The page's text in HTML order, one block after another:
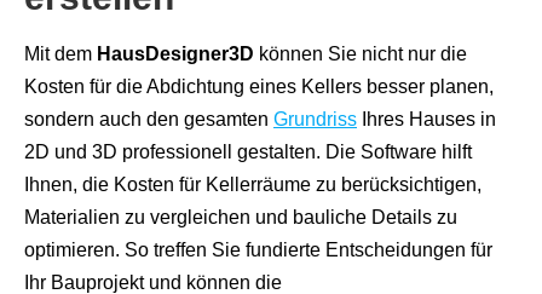
Mit dem HausDesigner3D können Sie nicht nur die
Kosten für die Abdichtung eines Kellers besser planen,
sondern auch den gesamten Grundriss Ihres Hauses in
2D und 3D professionell gestalten. Die Software hilft
Ihnen, die Kosten für Kellerräume zu berücksichtigen,
Materialien zu vergleichen und bauliche Details zu
optimieren. So treffen Sie fundierte Entscheidungen für
Ihr Bauprojekt und können die